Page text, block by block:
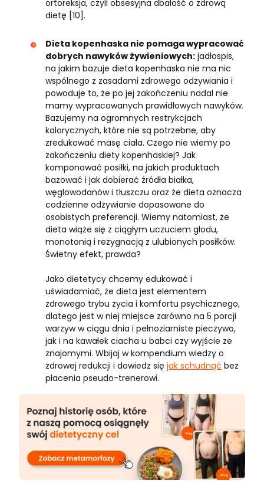
ortoreksja, czyli obsesyjna dbałość o zdrową
dietę [10].
Dieta kopenhaska nie pomaga wypracować
dobrych nawyków żywieniowych: jadłospis,
na jakim bazuje dieta kopenhaska nie ma nic
wspólnego z zasadami zdrowego odżywiania i
powoduje to, że po jej zakończeniu nadal nie
mamy wypracowanych prawidłowych nawyków.
Bazujemy na ogromnych restrykcjach
kalorycznych, które nie są potrzebne, aby
zredukować masę ciała. Czego nie wiemy po
zakończeniu diety kopenhaskiej? Jak
komponować posiłki, na jakich produktach
bazować i jak dobierać źródła białka,
węglowodanów i tłuszczu oraz że dieta oznacza
codzienne odżywianie dopasowane do
osobistych preferencji. Wiemy natomiast, że
dieta wiąże się z ciągłym uczuciem głodu,
monotonią i rezygnacją z ulubionych posiłków.
Świetny efekt, prawda?
Jako dietetycy chcemy edukować i
uświadamiać, że dieta jest elementem
zdrowego trybu życia i komfortu psychicznego,
dlatego jest w niej miejsce zarówno na 5 porcji
warzyw w ciągu dnia i pełnoziarniste pieczywo,
jak i na kawałek ciacha u babci czy wyjście ze
znajomymi. Wbijaj w kompendium wiedzy o
zdrowej redukcji i dowiedz się jak schudnąć bez
płacenia pseudo-trenerowi.